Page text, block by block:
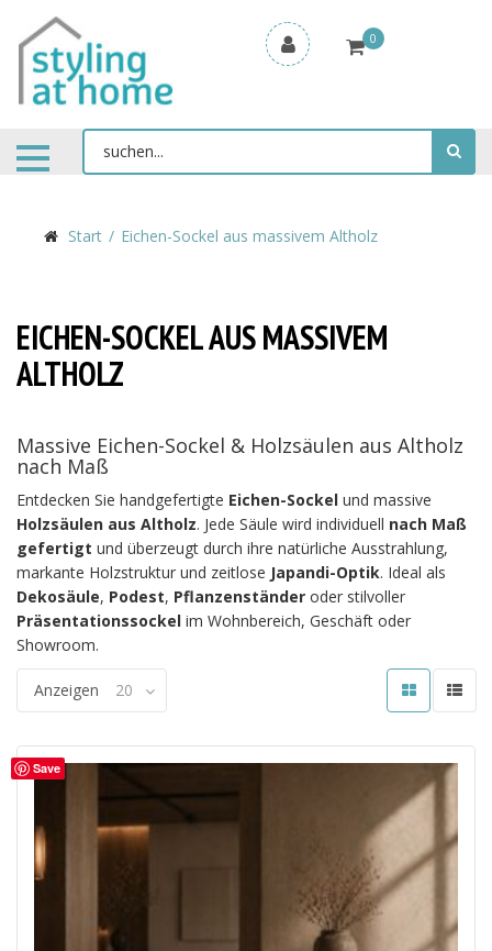
0
Start Eichen-Sockel aus massivem Altholz
EICHEN-SOCKEL AUS MASSIVEM
ALTHOLZ
Massive Eichen-Sockel & Holzsäulen aus Altholz
nach Maß
Entdecken Sie handgefertigte Eichen-Sockel und massive
Holzsäulen aus Altholz. Jede Säule wird individuell nach Maß
gefertigt und überzeugt durch ihre natürliche Ausstrahlung,
markante Holzstruktur und zeitlose Japandi-Optik. Ideal als
Dekosäule, Podest, Pflanzenständer oder stilvoller
Präsentationssockel im Wohnbereich, Geschäft oder
Showroom.
Anzeigen 20
Save